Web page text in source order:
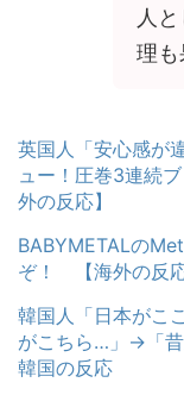
人
理
英国人「安心感が
ュー！圧巻3連続
外の反応】
BABYMETALの
ぞ！ 【海外の反応
韓国人「日本がこ
がこちら…」→「昔
韓国の反応